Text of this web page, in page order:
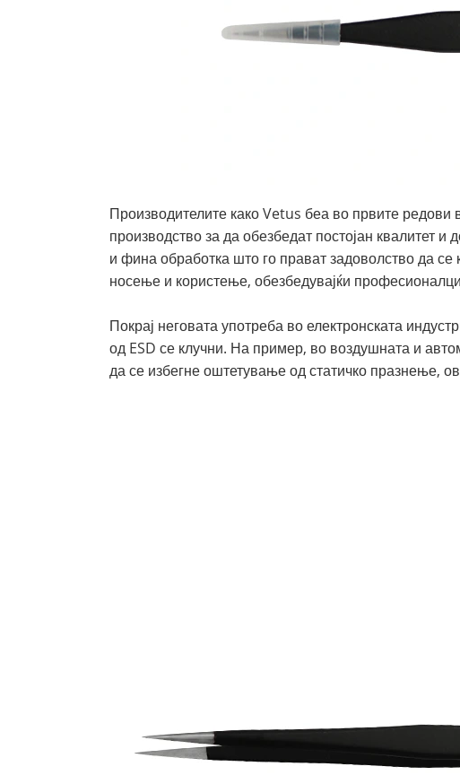
Производителите како Vetus беа во првите редови
производство за да обезбедат постојан квалитет
и фина обработка што го прават задоволство да се
носење и користење, обезбедувајќи
Покрај неговата употреба во електронската
од ESD се клучни. На пример, во воздушната и
да се избегне оштетување од статичко празнење,